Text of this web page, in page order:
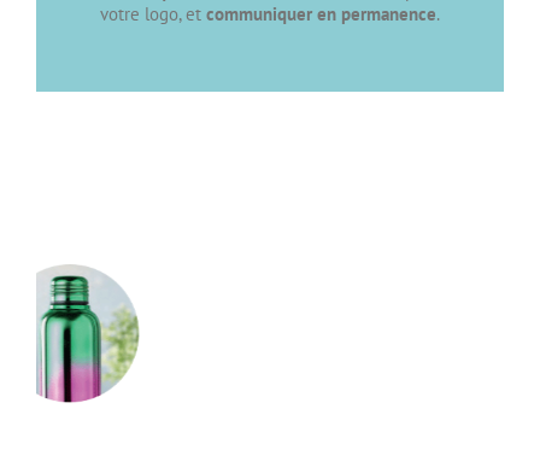
votre logo, et communiquer en permanence.